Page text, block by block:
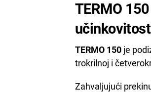
TERMO
TERMO 150 je
trokrilnoj i
Zahvaljujući